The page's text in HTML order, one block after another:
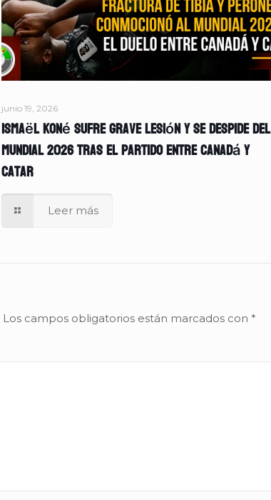
junio 19, 2026
Ismaël Koné sufre grave lesión y se despide del
Mundial 2026 tras el partido entre Canadá y
Catar
Leer más
Los campos obligatorios están marcados con *